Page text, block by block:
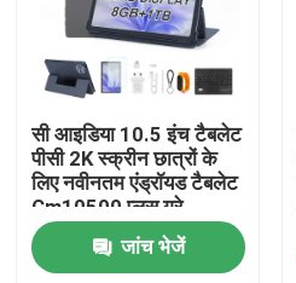
वीआर दिखाएँ
हमारे बारे में
फैक्टरी यात्रा
गुणवत्ता नियंत्रण
सी आइडिया 10.5 इंच टैबलेट
पीसी 2K स्क्रीन छात्रों के
लिए नवीनतम एंड्रॉयड टैबलेट
Cm10500 प्लस ग्रे
जांच भेजें